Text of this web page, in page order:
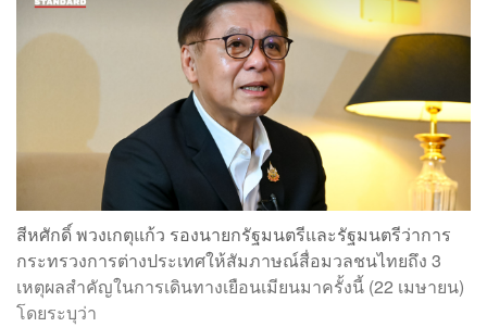
สีหศักดิ์ พวงเกตุแก้ว รองนายกรัฐมนตรีและรัฐมนตรีว่าการ
กระทรวงการต่างประเทศให้สัมภาษณ์สื่อมวลชนไทยถึง 3
เหตุผลสำคัญในการเดินทางเยือนเมียนมาครั้งนี้ (22 เมษายน)
โดยระบุว่า